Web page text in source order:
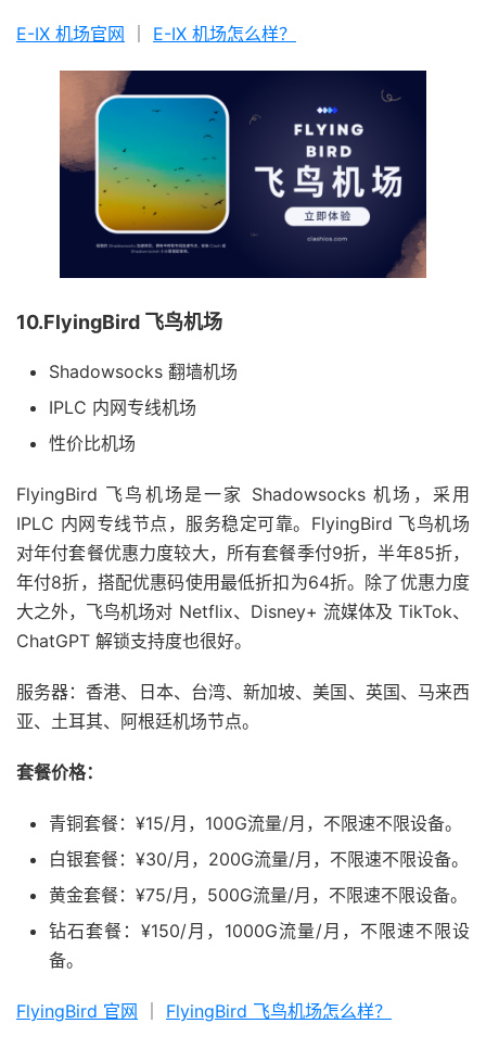
E-IX 机场官网 E-IX 机场怎么样？
10.FlyingBird 飞鸟机场
Shadowsocks 翻墙机场
IPLC 内网专线机场
性价比机场
FlyingBird 飞鸟机场是一家 Shadowsocks 机场，采用
IPLC 内网专线节点，服务稳定可靠。FlyingBird 飞鸟机场
对年付套餐优惠力度较大，所有套餐季付9折，半年85折，
年付8折，搭配优惠码使用最低折扣为64折。除了优惠力度
大之外，飞鸟机场对 Netflix、Disney+ 流媒体及 TikTok、
ChatGPT 解锁支持度也很好。
服务器：香港、日本、台湾、新加坡、美国、英国、马来西
亚、土耳其、阿根廷机场节点。
套餐价格：
青铜套餐：¥15/月，100G流量/月，不限速不限设备。
白银套餐：¥30/月，200G流量/月，不限速不限设备。
黄金套餐：¥75/月，500G流量/月，不限速不限设备。
钻石套餐：¥150/月，1000G流量/月，不限速不限设
备。
FlyingBird 官网 FlyingBird 飞鸟机场怎么样？